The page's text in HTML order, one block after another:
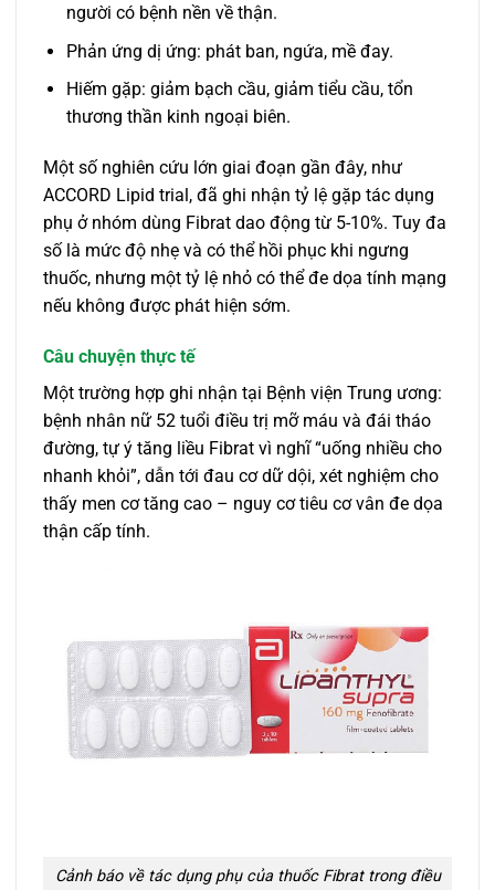
người có bệnh nền về thận.
Phản ứng dị ứng: phát ban, ngứa, mề đay.
Hiếm gặp: giảm bạch cầu, giảm tiểu cầu, tổn
thương thần kinh ngoại biên.
Một số nghiên cứu lớn giai đoạn gần đây, như
ACCORD Lipid trial, đã ghi nhận tỷ lệ gặp tác dụng
phụ ở nhóm dùng Fibrat dao động từ 5-10%. Tuy đa
số là mức độ nhẹ và có thể hồi phục khi ngưng
thuốc, nhưng một tỷ lệ nhỏ có thể đe dọa tính mạng
nếu không được phát hiện sớm.
Câu chuyện thực tế
Một trường hợp ghi nhận tại Bệnh viện Trung ương:
bệnh nhân nữ 52 tuổi điều trị mỡ máu và đái tháo
đường, tự ý tăng liều Fibrat vì nghĩ “uống nhiều cho
nhanh khỏi”, dẫn tới đau cơ dữ dội, xét nghiệm cho
thấy men cơ tăng cao – nguy cơ tiêu cơ vân đe dọa
thận cấp tính.
Cảnh báo về tác dụng phụ của thuốc Fibrat trong điều